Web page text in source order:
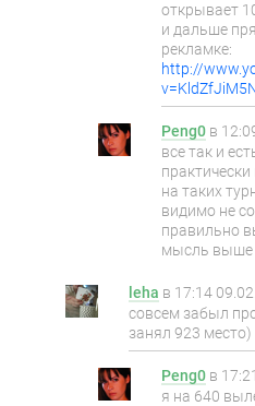
открывает
и дальше
рекламке:
http://
Peng0 в
все так и
практически
на таких
видимо не
правильно
мысль выше
leha в 17:14
совсем забыл
занял 923 место)
Peng0 в
я на 640